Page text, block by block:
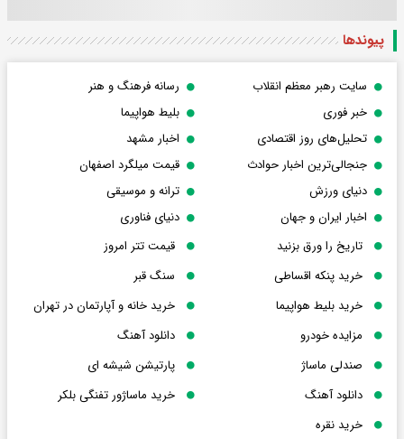
پیوندها
سایت رهبر معظم انقلاب
رسانه فرهنگ و هنر
خبر فوری
بلیط هواپیما
تحلیل‌های روز اقتصادی
اخبار مشهد
جنجالی‌ترین اخبار حوادث
قیمت میلگرد اصفهان
دنیای ورزش
ترانه و موسیقی
اخبار ایران و جهان
دنیای فناوری
تاریخ را ورق بزنید
قیمت تتر امروز
خرید پنکه اقساطی
سنگ قبر
خرید بلیط هواپیما
خرید خانه و آپارتمان در تهران
مزایده خودرو
دانلود آهنگ
صندلی ماساژ
پارتیشن شیشه ای
دانلود آهنگ
خرید ماساژور تفنگی بلکر
خرید نقره